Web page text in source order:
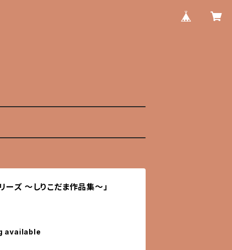
ーズ 〜しりこだま作品集〜」
available